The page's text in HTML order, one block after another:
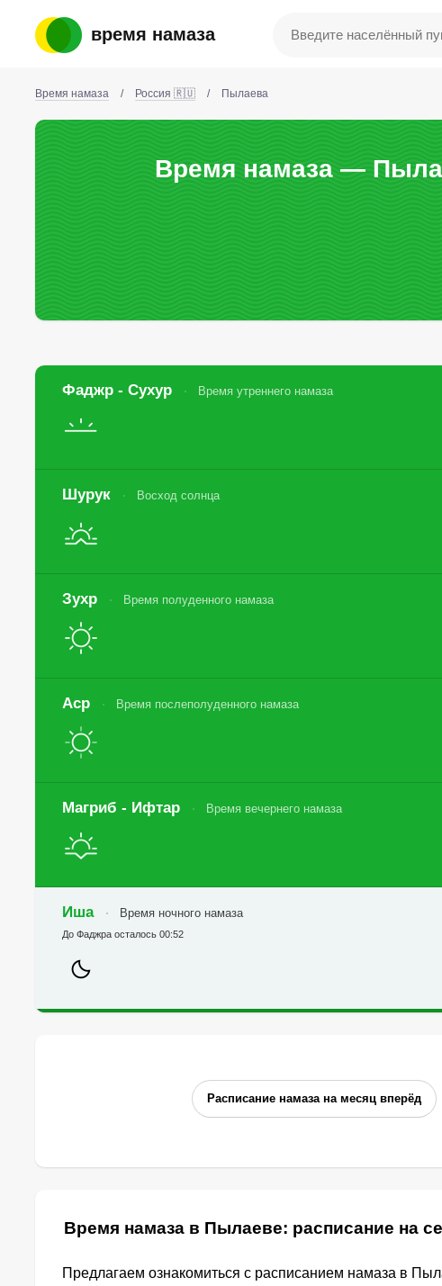
время намаза
Время намаза / Россия 🇷🇺 / Пылаева
Время намаза —
Фаджр - Сухур Время утреннего намаза
Шурук Восход солнца
Зухр Время полуденного намаза
Аср Время послеполуденного намаза
Магриб - Ифтар Время вечернего намаза
Иша Время ночного намаза
До Фаджра осталось 00:52
Расписание намаза на месяц вперёд
Время намаза в Пылаеве: расписание на
Предлагаем ознакомиться с расписанием намаза в